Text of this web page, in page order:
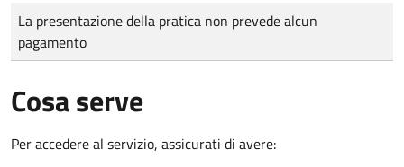
Tipo di pagamento
Importo
La presentazione della pratica non prevede alcun
pagamento
Cosa serve
Per accedere al servizio, assicurati di avere: